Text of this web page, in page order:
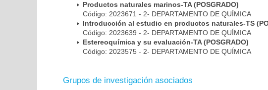
Productos naturales marinos-TA (POSGRADO)
Código: 2023671 - 2- DEPARTAMENTO DE QUÍMICA
Introducción al estudio en productos naturales-TS
Código: 2023639 - 2- DEPARTAMENTO DE QUÍMICA
Estereoquímica y su evaluación-TA (POSGRADO)
Código: 2023575 - 2- DEPARTAMENTO DE QUÍMICA
Grupos de investigación asociados